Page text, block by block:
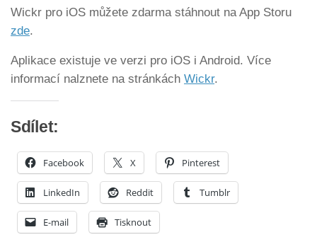
Wickr pro iOS můžete zdarma stáhnout na App Storu
zde.
Aplikace existuje ve verzi pro iOS i Android. Více
informací nalznete na stránkách Wickr.
Sdílet:
Facebook X Pinterest
LinkedIn Reddit Tumblr
E-mail Tisknout